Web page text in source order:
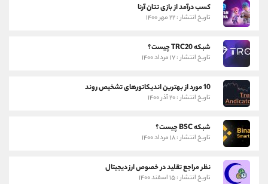
کسب درآمد از بازی تتان آرنا
تاریخ انتشار : ۲۲ مهر ۱۴۰۰
شبکه TRC20 چیست؟
تاریخ انتشار : ۱۷ مرداد ۱۴۰۰
10 مورد از بهترین اندیکاتورهای تشخیص روند
تاریخ انتشار : ۲۰ آذر ۱۴۰۰
شبکه BSC چیست؟
تاریخ انتشار : ۱۸ مرداد ۱۴۰۰
نظر مراجع تقلید در خصوص ارز دیجیتال
تاریخ انتشار : ۱۵ اسفند ۱۴۰۰